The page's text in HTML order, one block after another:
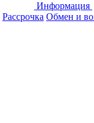
Информация
Рассрочка Обмен и